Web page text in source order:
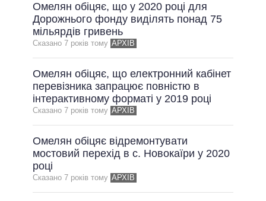
Омелян обіцяє, що у 2020 році для
Дорожнього фонду виділять понад 75
мільярдів гривень
Сказано 7 рокiв тому АРХІВ
Омелян обіцяє, що електронний кабінет
перевізника запрацює повністю в
інтерактивному форматі у 2019 році
Сказано 7 рокiв тому АРХІВ
Омелян обіцяє відремонтувати
мостовий перехід в с. Новокаїри у 2020
році
Сказано 7 рокiв тому АРХІВ